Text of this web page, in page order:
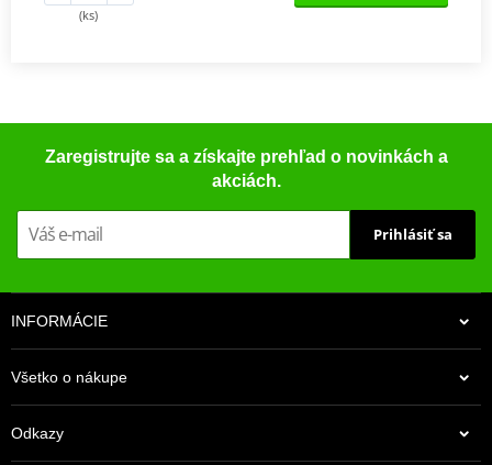
(ks)
Zaregistrujte sa a získajte prehľad o novinkách a
akciách.
Prihlásiť sa
INFORMÁCIE
Všetko o nákupe
Odkazy